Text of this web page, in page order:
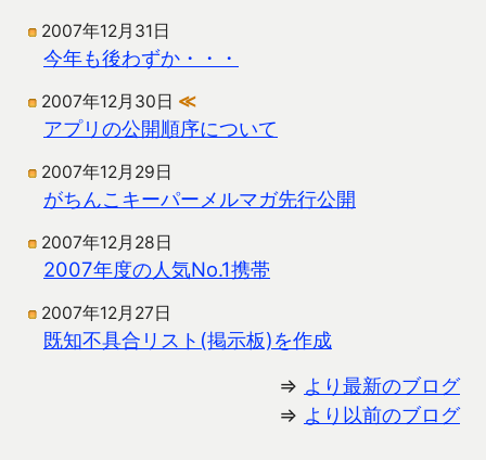
2007年12月31日
今年も後わずか・・・
2007年12月30日 ≪
アプリの公開順序について
2007年12月29日
がちんこキーパーメルマガ先行公開
2007年12月28日
2007年度の人気No.1携帯
2007年12月27日
既知不具合リスト(掲示板)を作成
⇒ より最新のブログ
⇒ より以前のブログ